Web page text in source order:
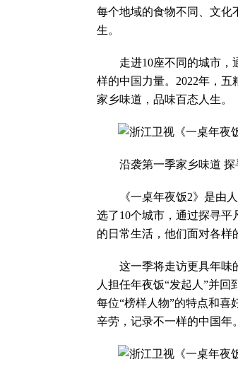
每个地域的食物不同、文化
生。
走进10座不同的城市，通
样的中国力量。2022年，
家乡味道，品味百态人生。
沿袭第一季家乡味道 探
《一桌年夜饭2》是由人
选了10个城市，通过探寻
的日常生活，他们面对各样
这一季将走访更具年味的
人担任年夜饭“发起人”并
每位“榜样人物”的特点和喜
辛劳，记录不一样的中国年。